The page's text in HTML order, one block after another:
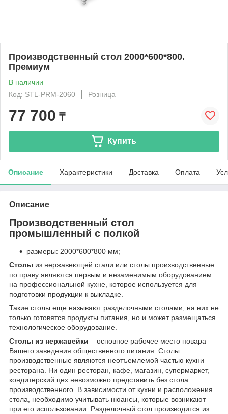
Производственный стол 2000*600*800.
Премиум
В наличии
Код: STL-PRM-2060
Розница
77 700 ₸
Купить
Описание Характеристики Доставка Оплата
Описание
Производственный стол
промышленный с полкой
размеры: 2000*600*800 мм;
Столы из нержавеющей стали или столы производственные
по праву являются первым и незаменимым оборудованием
на профессиональной кухне, которое используется для
подготовки продукции к выкладке.
Такие столы еще называют разделочными столами, на них не
только готовятся продукты питания, но и может размещаться
технологическое оборудование.
Столы из нержавейки – основное рабочее место повара
Вашего заведения общественного питания. Столы
производственные являются неотъемлемой частью кухни
ресторана. Ни один ресторан, кафе, магазин, супермаркет,
кондитерский цех невозможно представить без стола
производственного. В зависимости от кухни и расположения
стола, необходимо учитывать нюансы, которые возникают
при его использовании. Разделочный стол производится из